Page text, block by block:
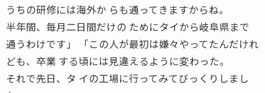
うちの研修には海外か らも通ってきますからね。
半年間、毎月二日間だけの ためにタイから岐阜県まで
通うわけです」 「この人が最初は嫌々やってたんだけれ
ども、卒業 する頃には見違えるように変わった。
それで先日、タ イの工場に行ってみてびっくりしまし